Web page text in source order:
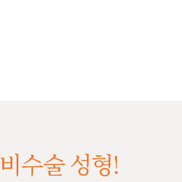
비수술 성형!